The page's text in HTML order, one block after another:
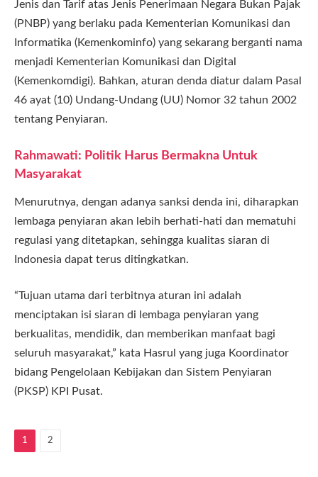
Jenis dan Tarif atas Jenis Penerimaan Negara Bukan Pajak
(PNBP) yang berlaku pada Kementerian Komunikasi dan
Informatika (Kemenkominfo) yang sekarang berganti nama
menjadi Kementerian Komunikasi dan Digital
(Kemenkomdigi). Bahkan, aturan denda diatur dalam Pasal
46 ayat (10) Undang-Undang (UU) Nomor 32 tahun 2002
tentang Penyiaran.
Rahmawati: Politik Harus Bermakna Untuk
Masyarakat
Menurutnya, dengan adanya sanksi denda ini, diharapkan
lembaga penyiaran akan lebih berhati-hati dan mematuhi
regulasi yang ditetapkan, sehingga kualitas siaran di
Indonesia dapat terus ditingkatkan.
“Tujuan utama dari terbitnya aturan ini adalah
menciptakan isi siaran di lembaga penyiaran yang
berkualitas, mendidik, dan memberikan manfaat bagi
seluruh masyarakat,” kata Hasrul yang juga Koordinator
bidang Pengelolaan Kebijakan dan Sistem Penyiaran
(PKSP) KPI Pusat.
1 2